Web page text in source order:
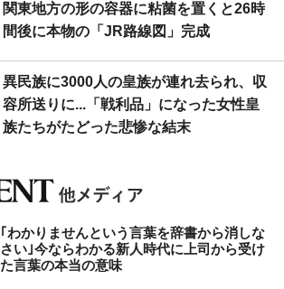
関東地方の形の容器に粘菌を置くと26時
間後に本物の「JR路線図」完成
異民族に3000人の皇族が連れ去られ、収
容所送りに...「戦利品」になった女性皇
族たちがたどった悲惨な結末
｢わかりませんという言葉を辞書から消しな
さい｣今ならわかる新人時代に上司から受け
た言葉の本当の意味